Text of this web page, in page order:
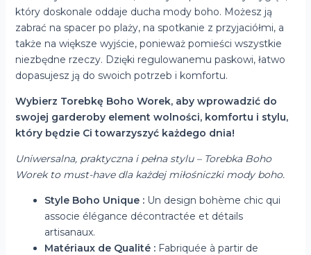
który doskonale oddaje ducha mody boho. Możesz ją
zabrać na spacer po plaży, na spotkanie z przyjaciółmi, a
także na większe wyjście, ponieważ pomieści wszystkie
niezbędne rzeczy. Dzięki regulowanemu paskowi, łatwo
dopasujesz ją do swoich potrzeb i komfortu.
Wybierz Torebkę Boho Worek, aby wprowadzić do
swojej garderoby element wolności, komfortu i stylu,
który będzie Ci towarzyszyć każdego dnia!
Uniwersalna, praktyczna i pełna stylu – Torebka Boho
Worek to must-have dla każdej miłośniczki mody boho.
Style Boho Unique :Un design bohème chic qui
associe élégance décontractée et détails
artisanaux.
Matériaux de Qualité :Fabriquée à partir de